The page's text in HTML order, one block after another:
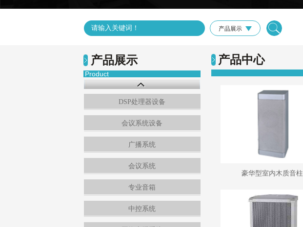
产品展示
产品展示
Product
DSP处理器设备
会议系统设备
广播系统
会议系统
专业音箱
中控系统
产品中心
豪华型室内木质音柱